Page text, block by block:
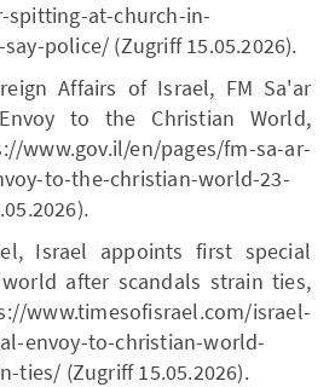
spitting-at-church-in-
police/ (Zugriff 15.05.2026).
Affairs of Israel, FM Sa'ar
to the Christian World,
en/pages/fm-sa-ar-
to-the-christian-world-23-
Israel appoints first special
after scandals strain ties,
www.timesofisrael.com/israel-
envoy-to-christian-world-
ties/ (Zugriff 15.05.2026).